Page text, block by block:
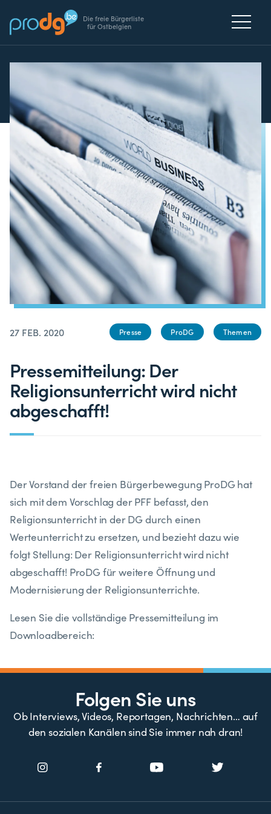
Die freie Bürgerliste
für Ostbelgien
27 FEB. 2020 Presse ProDG Themen
Pressemitteilung: Der
Religionsunterricht wird nicht
abgeschafft!
Der Vorstand der freien Bürgerbewegung ProDG hat
sich mit dem Vorschlag der PFF befasst, den
Religionsunterricht in der DG durch einen
Werteunterricht zu ersetzen, und bezieht dazu wie
folgt Stellung: Der Religionsunterricht wird nicht
abgeschafft! ProDG für weitere Öffnung und
Modernisierung der Religionsunterrichte.
Lesen Sie die vollständige Pressemitteilung im
Downloadbereich:
Folgen Sie uns
Ob Interviews, Videos, Reportagen, Nachrichten… auf
den sozialen Kanälen sind Sie immer nah dran!